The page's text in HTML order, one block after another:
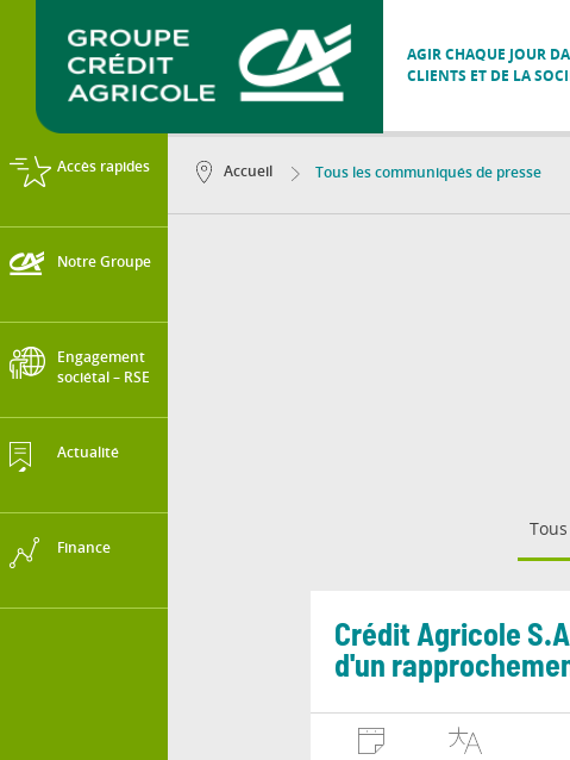
AGIR CHAQUE JOUR
CLIENTS ET DE LA
Accès rapides
Notre Groupe
Engagement
sociétal – RSE
Actualité
Finance
Accueil Tous les communiqués de presse
Tous
Crédit Agricole
d'un